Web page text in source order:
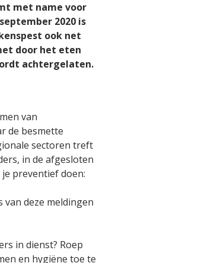
met name voor
2020 is
ook net
door het eten
achtergelaten.
van
de besmette
sectoren treft
in de afgesloten
preventief doen:
van deze meldingen
in dienst? Roep
en hygiëne toe te